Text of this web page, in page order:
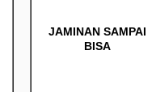
JAMINAN SAMPAI
BISA